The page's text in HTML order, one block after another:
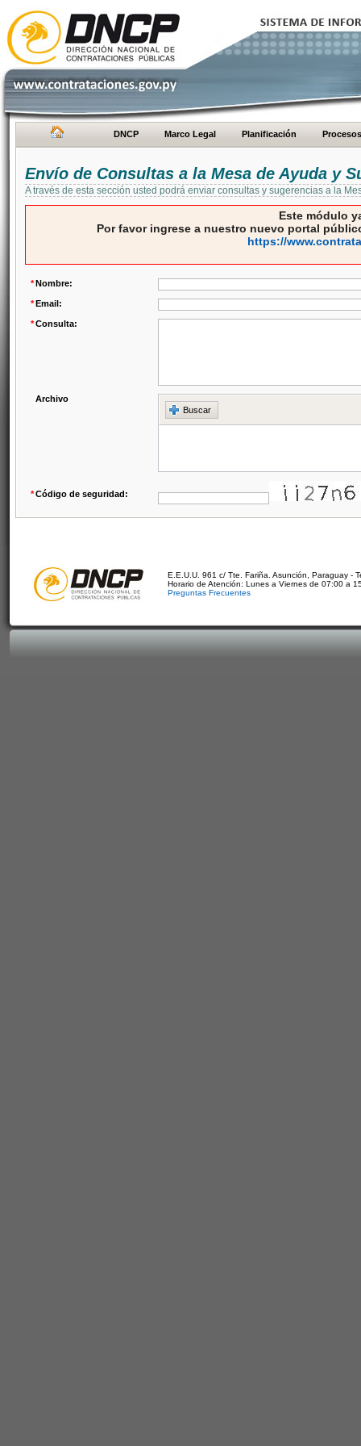
DNCP Marco Legal Planificación Procesos
Envío de Consultas a la Mesa de Ayuda y
A través de esta sección usted podrá enviar consultas y sugerencias a la
Este módulo
Por favor ingrese a nuestro nuevo portal
https://
*Nombre:
*Email:
*Consulta:
Archivo
Buscar
*Código de seguridad:
E.E.U.U. 961 c/ Tte. Fariña. Asunción, Paraguay -
Horario de Atención: Lunes a Viernes de 07:00 a
Preguntas Frecuentes